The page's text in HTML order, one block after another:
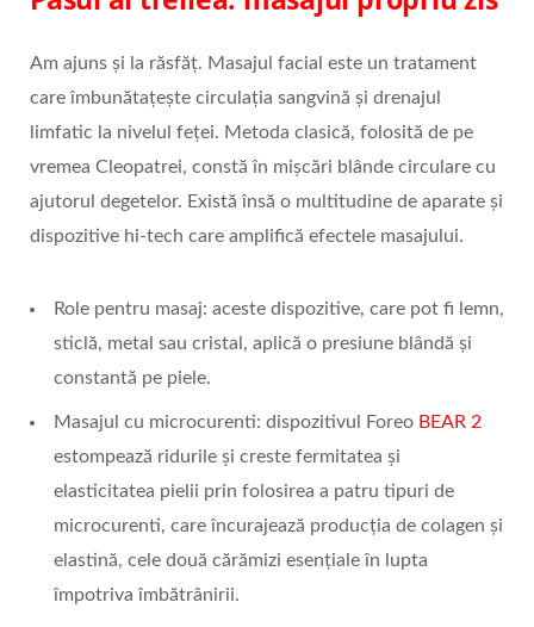
Am ajuns și la răsfăț. Masajul facial este un tratament
care îmbunătațește circulația sangvină și drenajul
limfatic la nivelul feței. Metoda clasică, folosită de pe
vremea Cleopatrei, constă în mișcări blânde circulare cu
ajutorul degetelor. Există însă o multitudine de aparate și
dispozitive hi-tech care amplifică efectele masajului.
Role pentru masaj: aceste dispozitive, care pot fi lemn,
sticlă, metal sau cristal, aplică o presiune blândă și
constantă pe piele.
Masajul cu microcurenti: dispozitivul Foreo BEAR 2
estompează ridurile și creste fermitatea și
elasticitatea pielii prin folosirea a patru tipuri de
microcurenti, care încurajează producția de colagen și
elastină, cele două cărămizi esențiale în lupta
împotriva îmbătrânirii.